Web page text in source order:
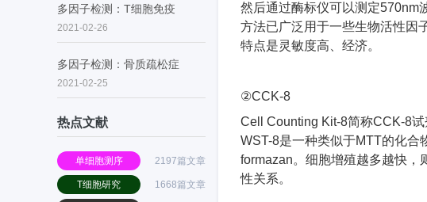
多因子检测：T细胞免疫
2021-02-26
多因子检测：骨质疏松症
2021-02-25
热点文献
单细胞测序 2197篇文章
T细胞研究 1668篇文章
然后通过酶标仪可以测定570nm
方法已广泛用于一些生物活性因
特点是灵敏度高、经济。
②CCK-8
Cell Counting Kit-8简称CCK-8试
WST-8是一种类似于MTT的化合
formazan。细胞增殖越多越快，
性关系。